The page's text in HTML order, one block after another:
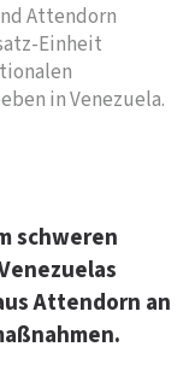
Attendorn
Einheit
in Venezuela.
schweren
Attendorn an